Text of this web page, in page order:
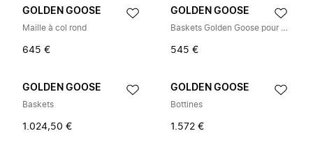
GOLDEN GOOSE
Maille à col rond
645 €
GOLDEN GOOSE
Baskets Golden Goose pour homme
545 €
GOLDEN GOOSE
Baskets
1.024,50 €
GOLDEN GOOSE
Bottines
1.572 €